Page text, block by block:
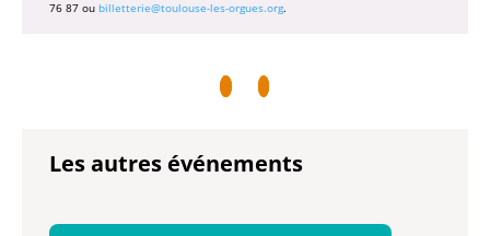
76 87 ou billetterie@toulouse-les-orgues.org.
Les autres événements